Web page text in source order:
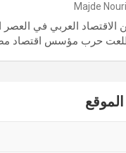
Majde Nouri
العربي في العصر
حرب مؤسس اقتصاد